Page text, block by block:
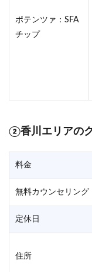
ポテンツァ：SFA
チップ
②香川エリアの
料金
無料カウンセリング
定休日
住所